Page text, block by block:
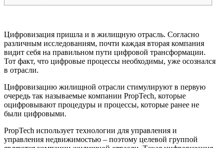
Цифровизация пришла и в жилищную отрасль. Согласно
различным исследованиям, почти каждая вторая компания
видит себя на правильном пути цифровой трансформации.
Тот факт, что цифровые процессы необходимы, уже осознался
в отрасли.
Цифровизацию жилищной отрасли стимулируют в первую
очередь так называемые компании PropTech, которые
оцифровывают процедуры и процессы, которые ранее не
были цифровыми.
PropTech использует технологии для управления и
управления недвижимостью – поэтому целевой группой